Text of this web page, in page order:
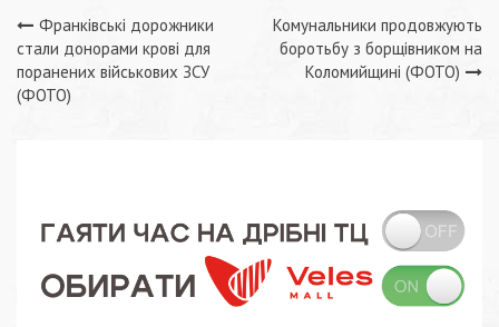
Навігація
записів
Франківські дорожники
стали донорами крові для
поранених військових ЗСУ
(ФОТО)
Комунальники продовжують
боротьбу з борщівником на
Коломийщині (ФОТО)